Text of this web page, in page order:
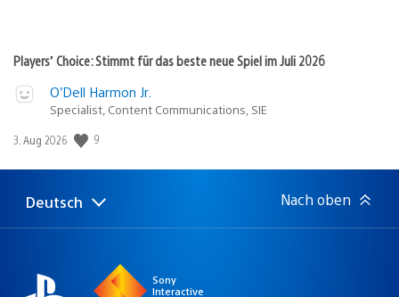
Players’ Choice: Stimmt für das beste neue Spiel im Juli 2026
O’Dell Harmon Jr.
Specialist, Content Communications, SIE
Veröffentlichungsdatum:
3. Aug 2026 9
Select
Aktuelle
Deutsch Nach oben
Sony
Interactive